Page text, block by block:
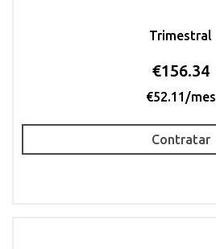
Trimestral
€156.34
€52.11/mes
Contratar